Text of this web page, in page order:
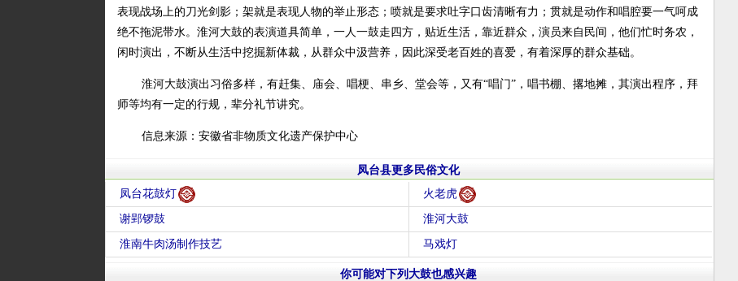
表现战场上的刀光剑影；架就是表现人物的举止形态；喷就是要求吐字口齿清晰有力；贯就是动作和唱腔要一气呵成
绝不拖泥带水。淮河大鼓的表演道具简单，一人一鼓走四方，贴近生活，靠近群众，演员来自民间，他们忙时务农，
闲时演出，不断从生活中挖掘新体裁，从群众中汲营养，因此深受老百姓的喜爱，有着深厚的群众基础。
淮河大鼓演出习俗多样，有赶集、庙会、唱梗、串乡、堂会等，又有“唱门”，唱书棚、撂地摊，其演出程序，拜
师等均有一定的行规，辈分礼节讲究。
信息来源：安徽省非物质文化遗产保护中心
凤台县更多民俗文化
凤台花鼓灯
火老虎
谢郢锣鼓 淮河大鼓
淮南牛肉汤制作技艺 马戏灯
你可能对下列大鼓也感兴趣